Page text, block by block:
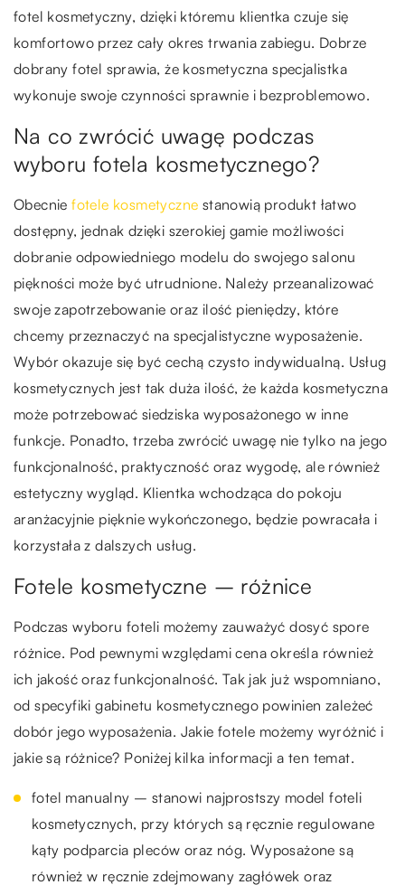
fotel kosmetyczny, dzięki któremu klientka czuje się
komfortowo przez cały okres trwania zabiegu. Dobrze
dobrany fotel sprawia, że kosmetyczna specjalistka
wykonuje swoje czynności sprawnie i bezproblemowo.
Na co zwrócić uwagę podczas
wyboru fotela kosmetycznego?
Obecniefotele kosmetyczne stanowią produkt łatwo
dostępny, jednak dzięki szerokiej gamie możliwości
dobranie odpowiedniego modelu do swojego salonu
piękności może być utrudnione. Należy przeanalizować
swoje zapotrzebowanie oraz ilość pieniędzy, które
chcemy przeznaczyć na specjalistyczne wyposażenie.
Wybór okazuje się być cechą czysto indywidualną. Usług
kosmetycznych jest tak duża ilość, że każda kosmetyczna
może potrzebować siedziska wyposażonego w inne
funkcje. Ponadto, trzeba zwrócić uwagę nie tylko na jego
funkcjonalność, praktyczność oraz wygodę, ale również
estetyczny wygląd. Klientka wchodząca do pokoju
aranżacyjnie pięknie wykończonego, będzie powracała i
korzystała z dalszych usług.
Fotele kosmetyczne – różnice
Podczas wyboru foteli możemy zauważyć dosyć spore
różnice. Pod pewnymi względami cena określa również
ich jakość oraz funkcjonalność. Tak jak już wspomniano,
od specyfiki gabinetu kosmetycznego powinien zależeć
dobór jego wyposażenia. Jakie fotele możemy wyróżnić i
jakie są różnice? Poniżej kilka informacji a ten temat.
fotel manualny – stanowi najprostszy model foteli
kosmetycznych, przy których są ręcznie regulowane
kąty podparcia pleców oraz nóg. Wyposażone są
również w ręcznie zdejmowany zagłówek oraz